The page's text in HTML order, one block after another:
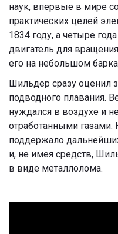
наук, впервые в мире
практических целей
1834 году, а четыре
двигатель для
его на небольшом
Шильдер сразу оценил
подводного плавания.
нуждался в воздухе и
отработанными
поддержало
и, не имея средств,
в виде металлолома.